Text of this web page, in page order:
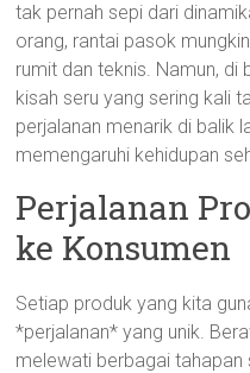
tak pernah sepi dari
orang, rantai pasok
rumit dan teknis. Namun, di
kisah seru yang sering kali
perjalanan menarik di balik
memengaruhi kehidupan
Perjalanan
ke Konsumen
Setiap produk yang kita
*perjalanan* yang unik.
melewati berbagai